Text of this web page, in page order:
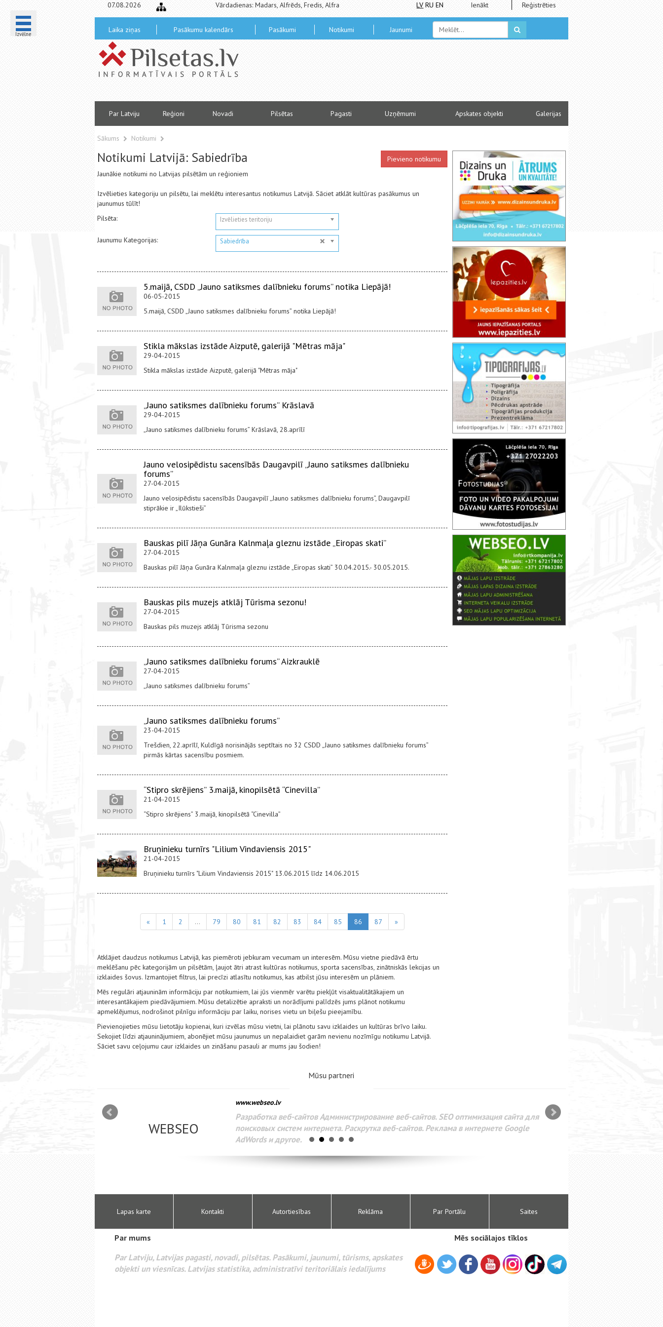
Izvēlne
07.08.2026 Vārdadienas: Madars, Alfrēds, Fredis, Alfra LV RU EN Ienākt Reģistrēties
Laika ziņas Pasākumu kalendārs Pasākumi Notikumi Jaunumi
Par Latviju Reģioni Novadi Pilsētas Pagasti Uzņēmumi Apskates objekti Galerijas
Sākums Notikumi
Notikumi Latvijā: Sabiedrība
Pievieno notikumu
Jaunākie notikumi no Latvijas pilsētām un reģioniem
Izvēlieties kategoriju un pilsētu, lai meklētu interesantus notikumus Latvijā. Sāciet atklāt kultūras pasākumus un
jaunumus tūlīt!
Pilsēta:
Izvēlieties teritoriju
Jaunumu Kategorijas: Sabiedrība
5.maijā, CSDD „Jauno satiksmes dalībnieku forums” notika Liepājā!
06-05-2015
5.maijā, CSDD „Jauno satiksmes dalībnieku forums” notika Liepājā!
Stikla mākslas izstāde Aizputē, galerijā "Mētras māja"
29-04-2015
Stikla mākslas izstāde Aizputē, galerijā "Mētras māja"
„Jauno satiksmes dalībnieku forums” Krāslavā
29-04-2015
„Jauno satiksmes dalībnieku forums” Krāslavā, 28.aprīlī
Jauno velosipēdistu sacensībās Daugavpilī „Jauno satiksmes dalībnieku
forums”
27-04-2015
Jauno velosipēdistu sacensībās Daugavpilī „Jauno satiksmes dalībnieku forums”, Daugavpilī
stiprākie ir „Ilūkstieši”
Bauskas pilī Jāņa Gunāra Kalnmaļa gleznu izstāde „Eiropas skati”
27-04-2015
Bauskas pilī Jāņa Gunāra Kalnmaļa gleznu izstāde „Eiropas skati” 30.04.2015.- 30.05.2015.
Bauskas pils muzejs atklāj Tūrisma sezonu!
27-04-2015
Bauskas pils muzejs atklāj Tūrisma sezonu
„Jauno satiksmes dalībnieku forums” Aizkrauklē
27-04-2015
„Jauno satiksmes dalībnieku forums”
„Jauno satiksmes dalībnieku forums”
23-04-2015
Trešdien, 22.aprīlī, Kuldīgā norisinājās septītais no 32 CSDD „Jauno satiksmes dalībnieku forums”
pirmās kārtas sacensību posmiem.
“Stipro skrējiens” 3.maijā, kinopilsētā “Cinevilla”
21-04-2015
“Stipro skrējiens” 3.maijā, kinopilsētā “Cinevilla”
Bruņinieku turnīrs "Lilium Vindaviensis 2015"
21-04-2015
Bruņinieku turnīrs "Lilium Vindaviensis 2015" 13.06.2015 līdz 14.06.2015
« 1 2 ... 79 80 81 82 83 84 85 86 87 »
Atklājiet daudzus notikumus Latvijā, kas piemēroti jebkuram vecumam un interesēm. Mūsu vietne piedāvā ērtu
meklēšanu pēc kategorijām un pilsētām, ļaujot ātri atrast kultūras notikumus, sporta sacensības, zinātniskās lekcijas un
izklaides šovus. Izmantojiet filtrus, lai precīzi atlasītu notikumus, kas atbilst jūsu interesēm un plāniem.
Mēs regulāri atjauninām informāciju par notikumiem, lai jūs vienmēr varētu piekļūt visaktualitātākajiem un
interesantākajiem piedāvājumiem. Mūsu detalizētie apraksti un norādījumi palīdzēs jums plānot notikumu
apmeklējumus, nodrošinot pilnīgu informāciju par laiku, norises vietu un biļešu pieejamību.
Pievienojieties mūsu lietotāju kopienai, kuri izvēlas mūsu vietni, lai plānotu savu izklaides un kultūras brīvo laiku.
Sekojiet līdzi atjauninājumiem, abonējiet mūsu jaunumus un nepalaidiet garām nevienu nozīmīgu notikumu Latvijā.
Sāciet savu ceļojumu caur izklaides un zināšanu pasauli ar mums jau šodien!
Mūsu partneri
WEBSEO
www.webseo.lv
Разработка веб-сайтов Администрирование веб-сайтов. SEO оптимизация сайта для
поисковых систем интернета. Раскрутка веб-сайтов. Реклама в интернете Google
AdWords и другое.
Lapas karte Kontakti Autortiesības Reklāma Par Portālu Saites
Par mums
Par Latviju, Latvijas pagasti, novadi, pilsētas. Pasākumi, jaunumi, tūrisms, apskates
objekti un viesnīcas. Latvijas statistika, administratīvi teritoriālais iedalījums
Mēs sociālajos tīklos